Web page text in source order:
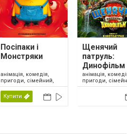
Посіпаки і
Монстряки
анімація, комедія,
пригоди, сімейний,
США, 2026
Купити
Щенячий
патруль:
Динофільм
анімація,
пригоди,
США, 2026